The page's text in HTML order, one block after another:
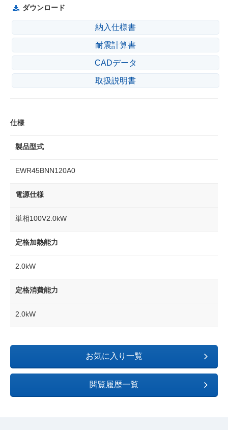
ダウンロード
納入仕様書
耐震計算書
CADデータ
取扱説明書
仕様
製品型式
EWR45BNN120A0
電源仕様
単相100V2.0kW
定格加熱能力
2.0kW
定格消費能力
2.0kW
お気に入り一覧
閲覧履歴一覧